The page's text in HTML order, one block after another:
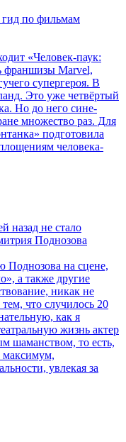
гид по фильмам
«Человек-паук:
франшизы Marvel,
супергероя. В
Это уже четвёртый
Но до него сине-
множество раз. Для
подготовила
человека-
назад не стало
Поднозова
Поднозова на сцене,
а также другие
никак не
что случилось 20
как я
жизнь актер
шаманством, то есть,
максимум,
увлекая за